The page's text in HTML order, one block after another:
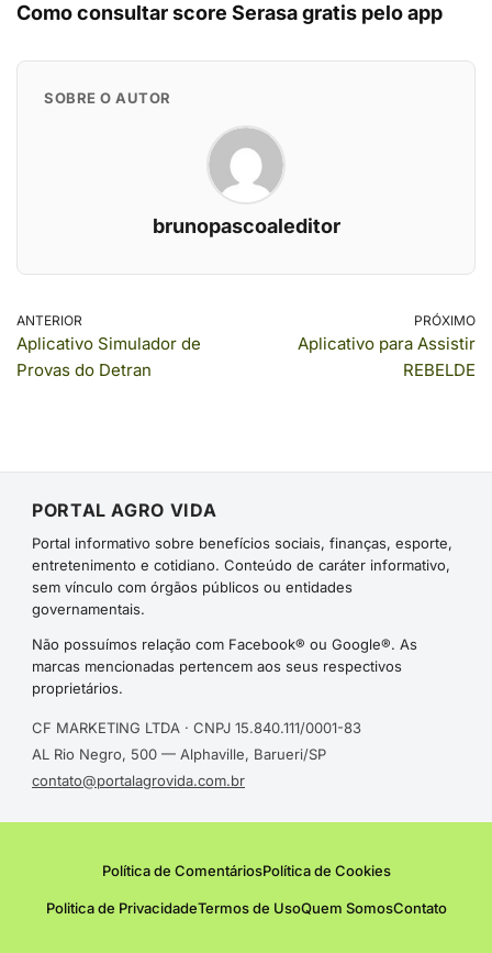
Como consultar score Serasa gratis pelo app
SOBRE O AUTOR
brunopascoaleditor
ANTERIOR
Aplicativo Simulador de
Provas do Detran
PRÓXIMO
Aplicativo para Assistir
REBELDE
PORTAL AGRO VIDA
Portal informativo sobre benefícios sociais, finanças, esporte,
entretenimento e cotidiano. Conteúdo de caráter informativo,
sem vínculo com órgãos públicos ou entidades
governamentais.
Não possuímos relação com Facebook® ou Google®. As
marcas mencionadas pertencem aos seus respectivos
proprietários.
CF MARKETING LTDA · CNPJ 15.840.111/0001-83
AL Rio Negro, 500 — Alphaville, Barueri/SP
contato@portalagrovida.com.br
Política de ComentáriosPolítica de Cookies
Politica de PrivacidadeTermos de UsoQuem SomosContato